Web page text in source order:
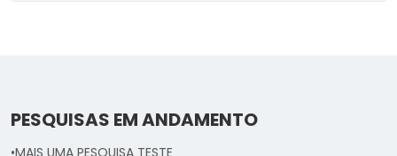
PESQUISAS EM ANDAMENTO
•MAIS UMA PESQUISA TESTE